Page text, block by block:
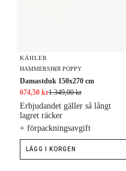
KÄHLER
HAMMERSHØI POPPY
Damastduk 150x270 cm
674,50 kr1 349,00 kr
+ förpackningsavgift
Erbjudandet gäller så långt
lagret räcker
LÄGG I KORGEN